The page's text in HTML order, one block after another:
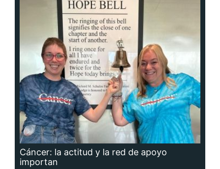
Cáncer: la actitud y la red de apoyo
importan